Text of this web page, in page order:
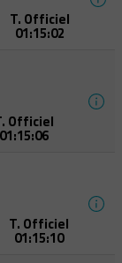
T. Officiel
01:15:02
Officiel
01:15:06
T. Officiel
01:15:10